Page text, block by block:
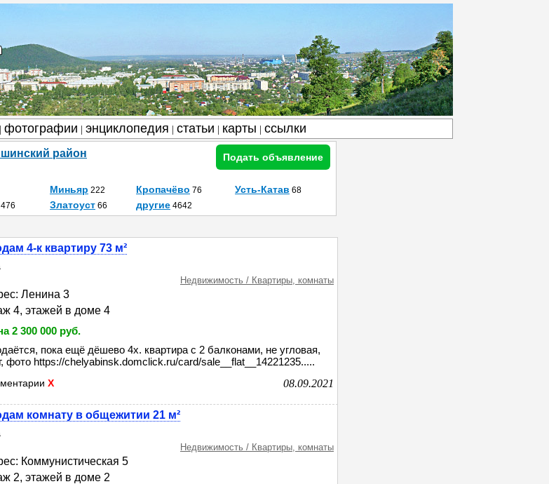
фотографии энциклопедия статьи карты ссылки
район Подать объявление
Миньяр 222 Кропачёво 76 Усть-Катав 68
476 Златоуст 66 другие 4642
4-к квартиру 73 м²
Недвижимость / Квартиры, комнаты
Ленина 3
4, этажей в доме 4
2 300 000 руб.
пока ещё дёшево 4х. квартира с 2 балконами, не угловая,
фото https://chelyabinsk.domclick.ru/card/sale__flat__14221235.....
X 08.09.2021
комнату в общежитии 21 м²
Недвижимость / Квартиры, комнаты
Коммунистическая 5
2, этажей в доме 2